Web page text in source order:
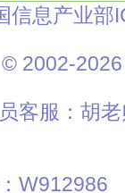
信息产业部
2002-
客服：胡
：